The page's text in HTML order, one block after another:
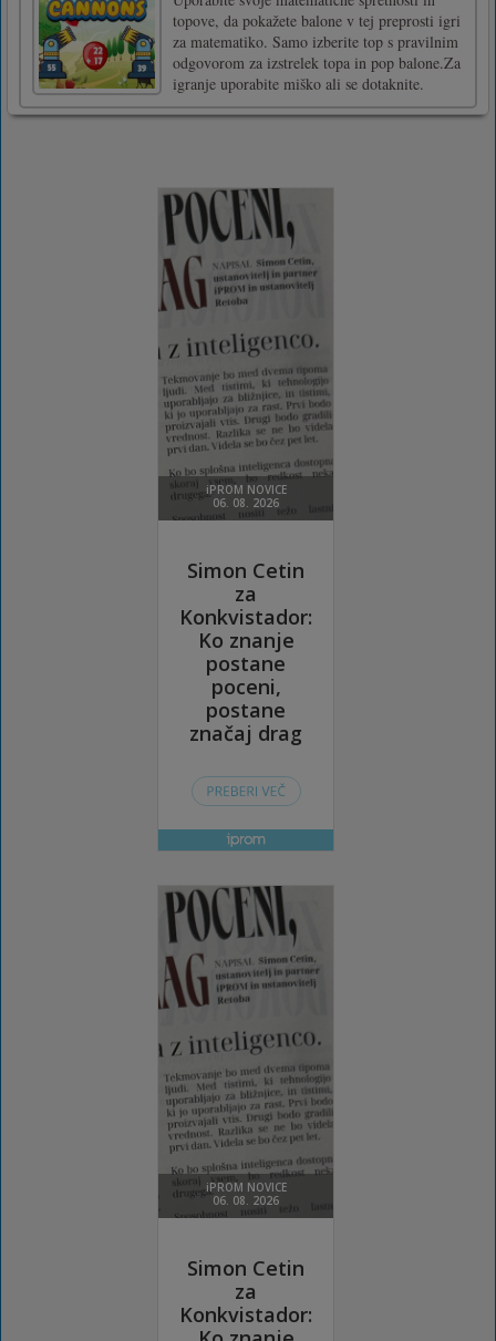
topove, da pokažete balone v tej preprosti igri
za matematiko. Samo izberite top s pravilnim
odgovorom za izstrelek topa in pop balone.Za
igranje uporabite miško ali se dotaknite.